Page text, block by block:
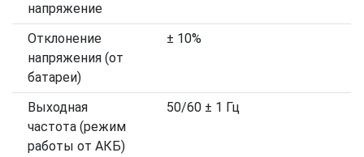
напряжение
Отклонение
напряжения (от
батареи)
± 10%
Выходная
частота (режим
работы от АКБ)
50/60 ± 1 Гц